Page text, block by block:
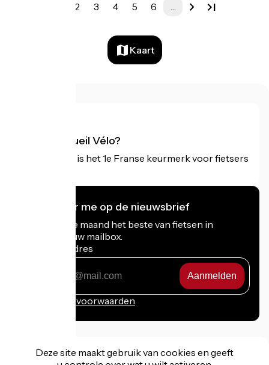
2 3 4 5 6 …
Kaart
Wat is Accueil Vélo?
Accueil Vélo is het 1e Franse keurmerk voor fietsers
Ik abonneer me op de nieuwsbrief
Ontvang elke maand het beste van fietsen in
Frankrijk in uw mailbox.
Mijn e-mailadres
Inschrijvingsvoorwaarden
Deze site maakt gebruik van cookies en geeft